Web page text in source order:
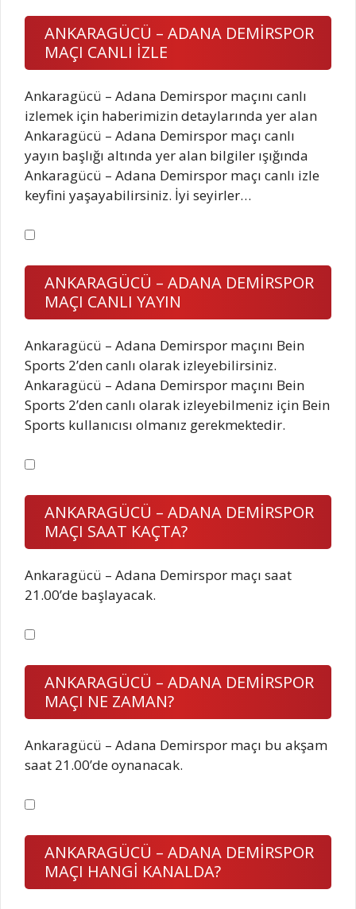
ANKARAGÜCÜ – ADANA DEMİRSPOR
MAÇI CANLI İZLE
Ankaragücü – Adana Demirspor maçını canlı
izlemek için haberimizin detaylarında yer alan
Ankaragücü – Adana Demirspor maçı canlı
yayın başlığı altında yer alan bilgiler ışığında
Ankaragücü – Adana Demirspor maçı canlı izle
keyfini yaşayabilirsiniz. İyi seyirler…
ANKARAGÜCÜ – ADANA DEMİRSPOR
MAÇI CANLI YAYIN
Ankaragücü – Adana Demirspor maçını Bein
Sports 2’den canlı olarak izleyebilirsiniz.
Ankaragücü – Adana Demirspor maçını Bein
Sports 2’den canlı olarak izleyebilmeniz için Bein
Sports kullanıcısı olmanız gerekmektedir.
ANKARAGÜCÜ – ADANA DEMİRSPOR
MAÇI SAAT KAÇTA?
Ankaragücü – Adana Demirspor maçı saat
21.00’de başlayacak.
ANKARAGÜCÜ – ADANA DEMİRSPOR
MAÇI NE ZAMAN?
Ankaragücü – Adana Demirspor maçı bu akşam
saat 21.00’de oynanacak.
ANKARAGÜCÜ – ADANA DEMİRSPOR
MAÇI HANGİ KANALDA?